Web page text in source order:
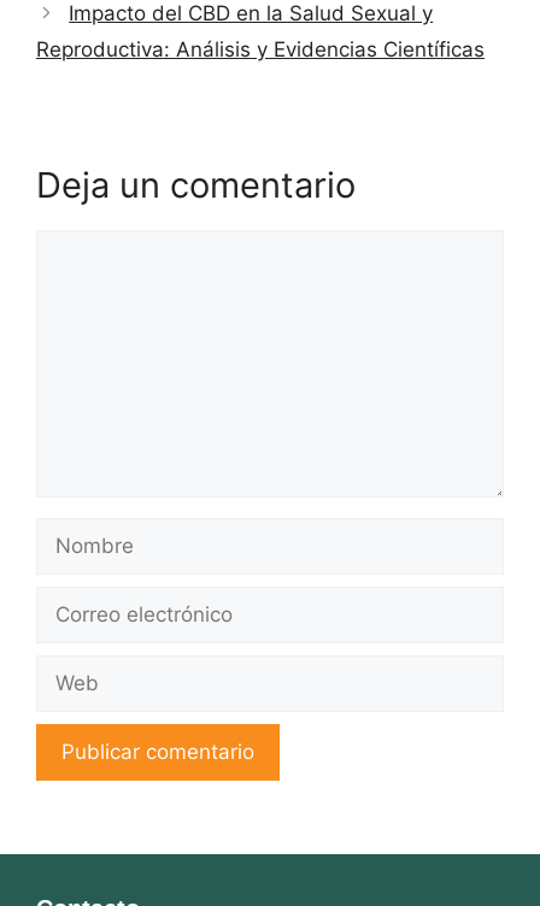
Impacto del CBD en la Salud Sexual y
Reproductiva: Análisis y Evidencias Científicas
Deja un comentario
Nombre
Correo
Web